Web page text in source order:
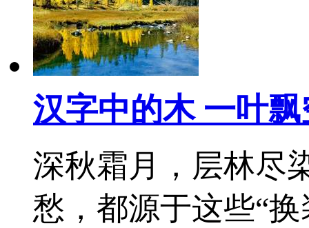
汉字中的木 一叶
深秋霜月，层林尽
愁，都源于这些“